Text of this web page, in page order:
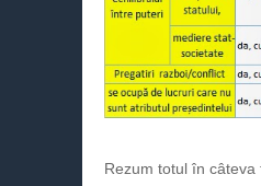
Rezum totul în câteva